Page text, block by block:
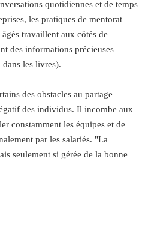
quotidiennes et de temps
les pratiques de mentorat
travaillent aux côtés de
des informations précieuses
les livres).
des obstacles au partage
des individus. Il incombe aux
constamment les équipes et de
par les salariés. "La
seulement si gérée de la bonne